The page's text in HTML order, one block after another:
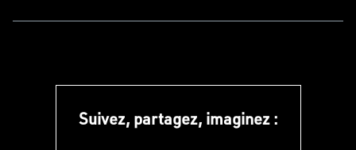
Suivez, partagez, imaginez :